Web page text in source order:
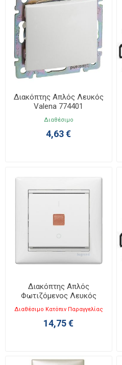
Διακόπτης Απλός Λευκός
Valena 774401
Διαθέσιμο
4,63 €
Διακόπτης Απλός
Φωτιζόμενος Λευκός
Valena 774410
Διαθέσιμο Κατόπιν Παραγγελίας
14,75 €